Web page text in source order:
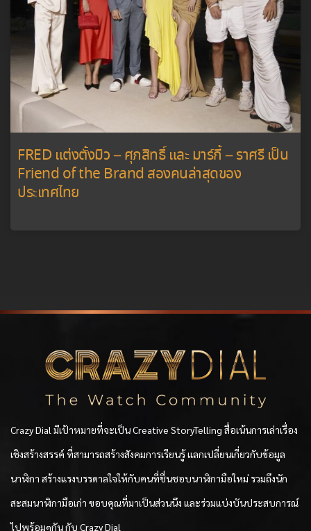
FRED แต่งตั้งมิว – ศุภสิทธิ์ และ มาร์กี้ – ราศรี เป็น
Friend of the Brand สองคนล่าสุดของ
ประเทศไทย
Crazy Dial มีเป้าหมายที่จะเป็น Creative StoryTelling สื่อเน้นการเล่าเรื่อง
เชิงสร้างสรรค์ ที่สามารถสร้างสังคมการเรียนรู้ แลกเปลี่ยนเกี่ยวกับข้อมูล
นาฬิกา สร้างแรงบรรดาลใจให้กับคนที่ชื่นชอบนาฬิกามือใหม่ รวมถึงนัก
สะสมนาฬิกามือเก่า ขอบคุณที่มาเป็นส่วนนึง และร่วมแบ่งบันประสบการณ์
ไปพร้อมๆกัน กับ Crazy Dial